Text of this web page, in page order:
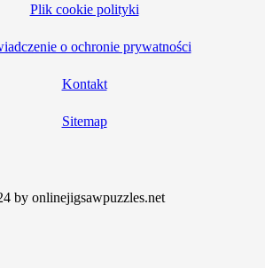
Plik cookie polityki
o ochronie prywatności
Kontakt
Sitemap
by onlinejigsawpuzzles.net